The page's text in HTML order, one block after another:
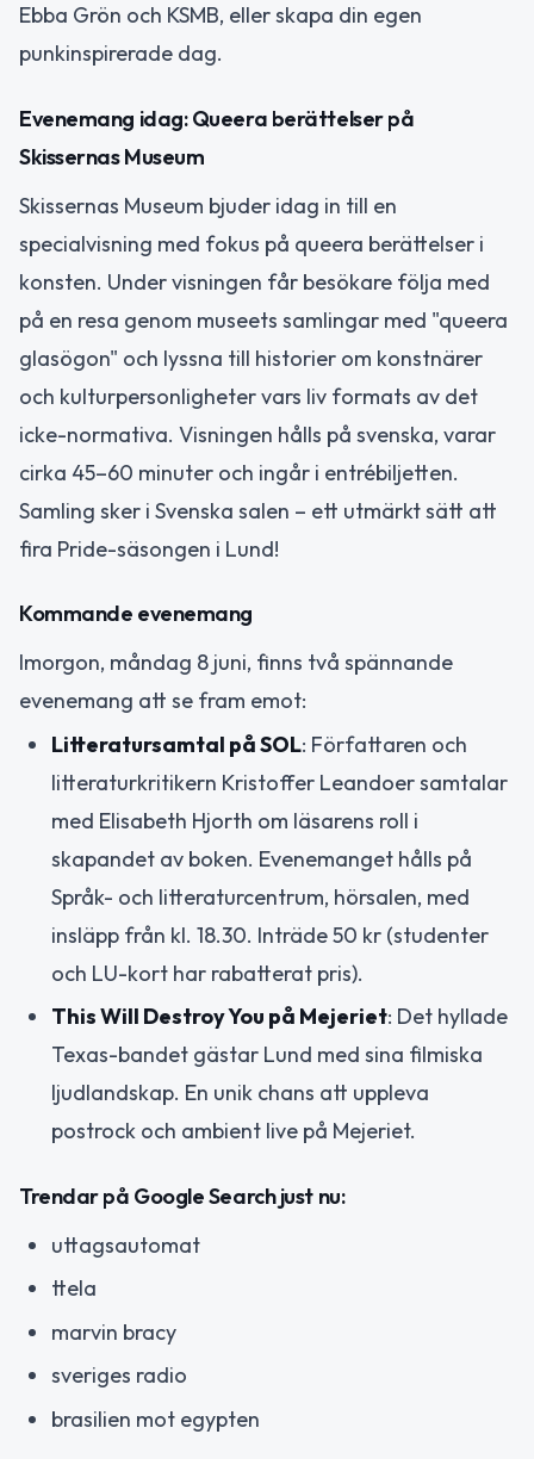
Ebba Grön och KSMB, eller skapa din egen
punkinspirerade dag.
Evenemang idag: Queera berättelser på
Skissernas Museum
Skissernas Museum bjuder idag in till en
specialvisning med fokus på queera berättelser i
konsten. Under visningen får besökare följa med
på en resa genom museets samlingar med "queera
glasögon" och lyssna till historier om konstnärer
och kulturpersonligheter vars liv formats av det
icke-normativa. Visningen hålls på svenska, varar
cirka 45–60 minuter och ingår i entrébiljetten.
Samling sker i Svenska salen – ett utmärkt sätt att
fira Pride-säsongen i Lund!
Kommande evenemang
Imorgon, måndag 8 juni, finns två spännande
evenemang att se fram emot:
Litteratursamtal på SOL: Författaren och
litteraturkritikern Kristoffer Leandoer samtalar
med Elisabeth Hjorth om läsarens roll i
skapandet av boken. Evenemanget hålls på
Språk- och litteraturcentrum, hörsalen, med
insläpp från kl. 18.30. Inträde 50 kr (studenter
och LU-kort har rabatterat pris).
This Will Destroy You på Mejeriet: Det hyllade
Texas-bandet gästar Lund med sina filmiska
ljudlandskap. En unik chans att uppleva
postrock och ambient live på Mejeriet.
Trendar på Google Search just nu:
uttagsautomat
ttela
marvin bracy
sveriges radio
brasilien mot egypten